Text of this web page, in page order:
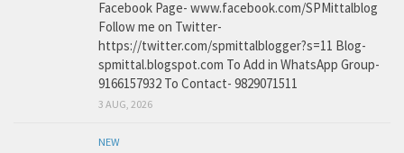
Facebook Page- www.facebook.com/SPMittalblog
Follow me on Twitter-
https://twitter.com/spmittalblogger?s=11 Blog-
spmittal.blogspot.com To Add in WhatsApp Group-
9166157932 To Contact- 9829071511
3 AUG, 2026
NEW